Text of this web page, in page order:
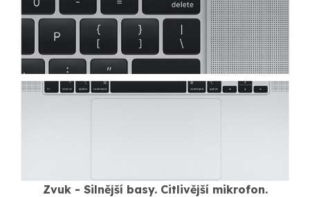
Zvuk - Silnější basy. Citlivější mikrofon.